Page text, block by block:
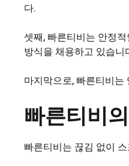
다.
셋째, 빠른티비는 안정
방식을 채용하고 있습
마지막으로, 빠른티비는
빠른티비
빠른티비는 끊김 없이